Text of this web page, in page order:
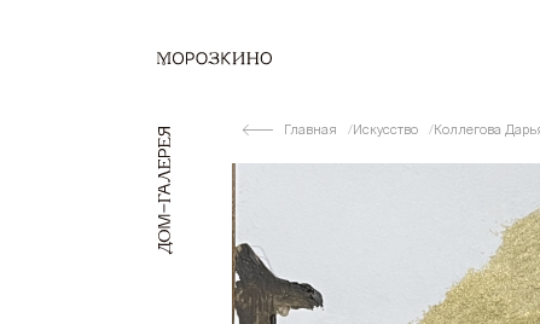
Главная Искусство Коллегова